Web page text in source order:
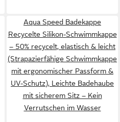
Aqua Speed Badekappe
Recycelte Silikon-Schwimmkappe
– 50% recycelt, elastisch & leicht
(Strapazierfähige Schwimmkappe
mit ergonomischer Passform &
UV-Schutz), Leichte Badehaube
mit sicherem Sitz – Kein
Verrutschen im Wasser